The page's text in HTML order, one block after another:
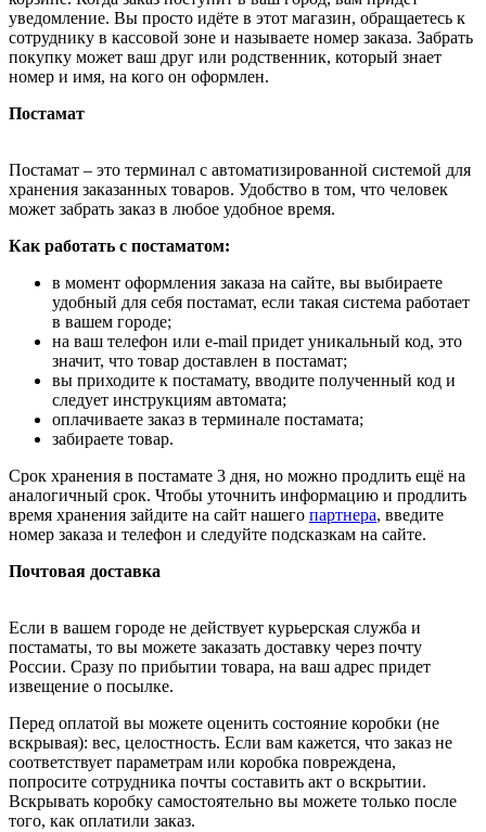
уведомление. Вы просто идёте в этот магазин, обращаетесь к
сотруднику в кассовой зоне и называете номер заказа. Забрать
покупку может ваш друг или родственник, который знает
номер и имя, на кого он оформлен.
Постамат
Постамат – это терминал с автоматизированной системой для
хранения заказанных товаров. Удобство в том, что человек
может забрать заказ в любое удобное время.
Как работать с постаматом:
в момент оформления заказа на сайте, вы выбираете
удобный для себя постамат, если такая система работает
в вашем городе;
на ваш телефон или e-mail придет уникальный код, это
значит, что товар доставлен в постамат;
вы приходите к постамату, вводите полученный код и
следует инструкциям автомата;
оплачиваете заказ в терминале постамата;
забираете товар.
Срок хранения в постамате 3 дня, но можно продлить ещё на
аналогичный срок. Чтобы уточнить информацию и продлить
время хранения зайдите на сайт нашего партнера, введите
номер заказа и телефон и следуйте подсказкам на сайте.
Почтовая доставка
Если в вашем городе не действует курьерская служба и
постаматы, то вы можете заказать доставку через почту
России. Сразу по прибытии товара, на ваш адрес придет
извещение о посылке.
Перед оплатой вы можете оценить состояние коробки (не
вскрывая): вес, целостность. Если вам кажется, что заказ не
соответствует параметрам или коробка повреждена,
попросите сотрудника почты составить акт о вскрытии.
Вскрывать коробку самостоятельно вы можете только после
того, как оплатили заказ.